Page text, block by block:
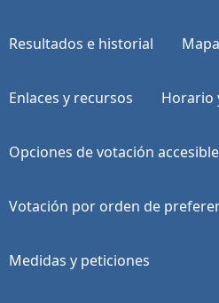
Resultados e historial
Enlaces y recursos Horario
Opciones de votación
Votación por orden de
Medidas y peticiones